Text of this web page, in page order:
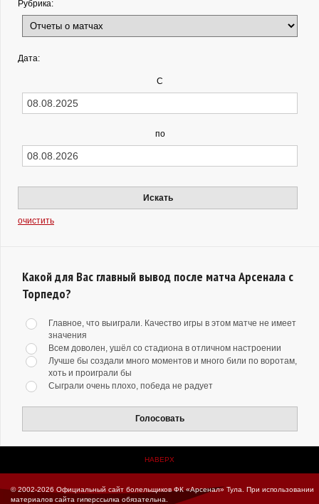
Рубрика:
Дата:
С
по
Искать
очистить
Какой для Вас главный вывод после матча Арсенала с
Торпедо?
Главное, что выиграли. Качество игры в этом матче не имеет
значения
Всем доволен, ушёл со стадиона в отличном настроении
Лучше бы создали много моментов и много били по воротам,
хоть и проиграли бы
Сыграли очень плохо, победа не радует
Голосовать
НАВЕРХ
© 2002-2026 Официальный сайт болельщиков ФК «Арсенал» Тула.
При использовании
материалов сайта гиперссылка обязательна.